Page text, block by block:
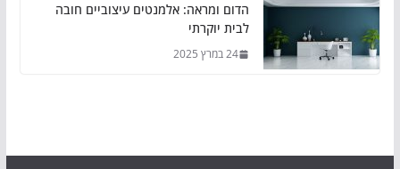
הדום ומראה: אלמנטים עיצוביים חובה
לבית יוקרתי
24 במרץ 2025